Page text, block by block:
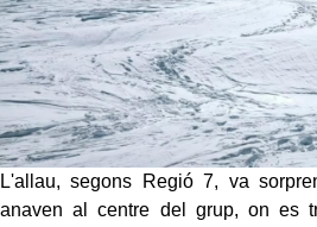
L'allau, segons Regió 7, va
anaven al centre del grup, on es